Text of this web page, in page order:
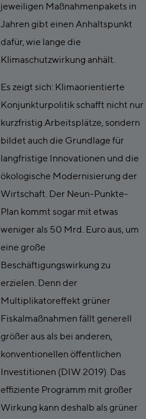
jeweiligen Maßnahmenpakets in
Jahren gibt einen Anhaltspunkt
dafür, wie lange die
Klimaschutzwirkung anhält.
Es zeigt sich: Klimaorientierte
Konjunkturpolitik schafft nicht nur
kurzfristig Arbeitsplätze, sondern
bildet auch die Grundlage für
langfristige Innovationen und die
ökologische Modernisierung der
Wirtschaft. Der Neun-Punkte-
Plan kommt sogar mit etwas
weniger als 50 Mrd. Euro aus, um
eine große
Beschäftigungswirkung zu
erzielen. Denn der
Multiplikatoreffekt grüner
Fiskalmaßnahmen fällt generell
größer aus als bei anderen,
konventionellen öffentlichen
Investitionen (DIW 2019). Das
effiziente Programm mit großer
Wirkung kann deshalb als grüner